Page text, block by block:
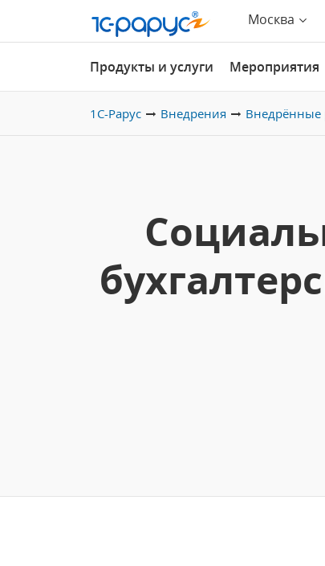
Москва
Продукты и услуги Мероприятия
1С-Рарус Внедрения Внедрённые